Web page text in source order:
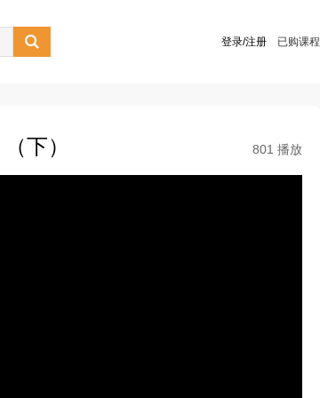
 登录/注册 已购课程
下） 801 播放